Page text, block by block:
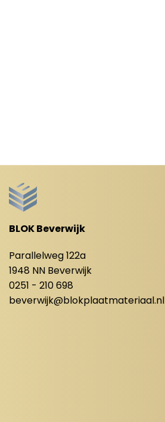
BLOK Beverwijk
Parallelweg 122a
1948 NN Beverwijk
0251 - 210 698
beverwijk@blokplaatmateriaal.nl